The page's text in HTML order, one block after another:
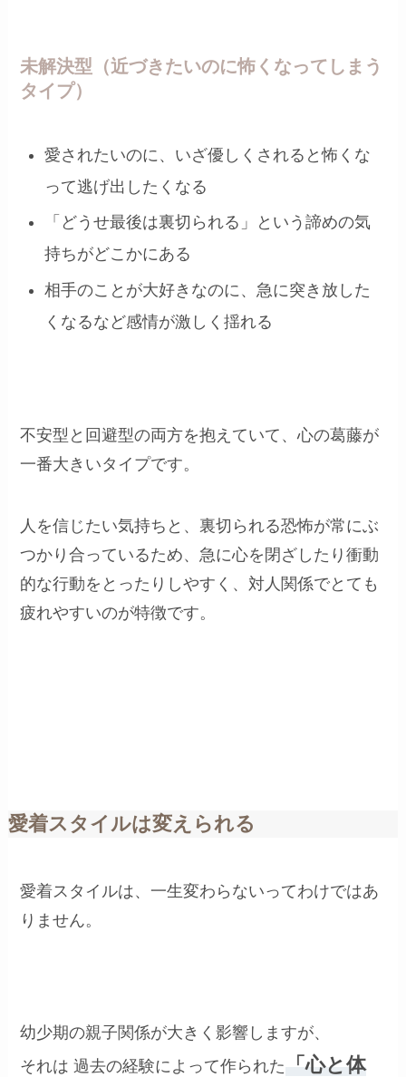
未解決型（近づきたいのに怖くなってしまう
タイプ）
愛されたいのに、いざ優しくされると怖くな
って逃げ出したくなる
「どうせ最後は裏切られる」という諦めの気
持ちがどこかにある
相手のことが大好きなのに、急に突き放した
くなるなど感情が激しく揺れる
不安型と回避型の両方を抱えていて、心の葛藤が
一番大きいタイプです。
人を信じたい気持ちと、裏切られる恐怖が常にぶ
つかり合っているため、急に心を閉ざしたり衝動
的な行動をとったりしやすく、対人関係でとても
疲れやすいのが特徴です。
愛着スタイルは変えられる
愛着スタイルは、一生変わらないってわけではあ
りません。
幼少期の親子関係が大きく影響しますが、
それは 過去の経験によって作られた
「心と体